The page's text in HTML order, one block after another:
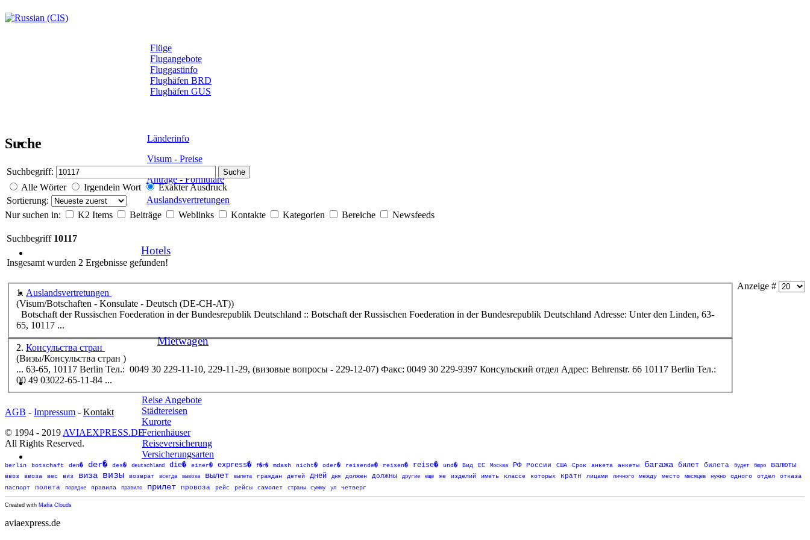
Flüge
Flugangebote
Fluggastinfo
Flughäfen BRD
Flughäfen GUS
Länderinfo
Visum - Preise
Anträge - Formulare
Auslandsvertretungen
Hotels
Mietwagen
Reise Angebote
Städtereisen
Kurorte
Ferienhäuser
Reiseversicherung
Versicherungsarten
Suche
Suchbegriff: Suche
Alle Wörter Irgendein Wort
Exakter Ausdruck
Sortierung:
Nur suchen in:
K2 Items Beiträge Weblinks Kontakte Kategorien Bereiche Newsfeeds
Suchbegriff 10117
Insgesamt wurden 2 Ergebnisse gefunden!
Anzeige #
1. Auslandsvertretungen
(Visum/Botschaften - Konsulate - Deutsch (DE-CH-AT))
65, 10117 ...
2. Консульства стран
(Визы/Консульства стран )
... 63-65, 10117 Berlin Тел.: 0049 30 229-11-10, 229-11-29, (визовые вопросы - 229-12-07) Факс: 0049 30 229-9397 Консульский отдел Адрес: Behrenstr. 66 10117 Berlin Тел.:
00 49 03022-65-11-84 ...
AGB - Impressum - Kontakt
© 1994 - 2019 AVIAEXPRESS.DE
All Rights Reserved.
berlin botschaft den� der� des� deutschland die� einer� express� f�r� mdash nicht� oder� reisende� reisen� reise� und� Вид ЕС Москва РФ России США Срок анкета анкеты багажа билет билета будет бюро валюты
ввоз ввоза вес виз виза визы возврат всегда вывоза вылет вылета граждан детей дней дня должен должны другие еще же изделий иметь классе которых кратн лицами личного между место месяцев нужно одного отдел
отказа
паспорт
полета порядке правила правило прилет провоза рейс рейсы самолет страны сумму ул четверг
Created with Mafia Clouds
aviaexpress.de